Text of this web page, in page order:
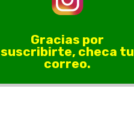
Gracias por
suscribirte, checa tu
correo.